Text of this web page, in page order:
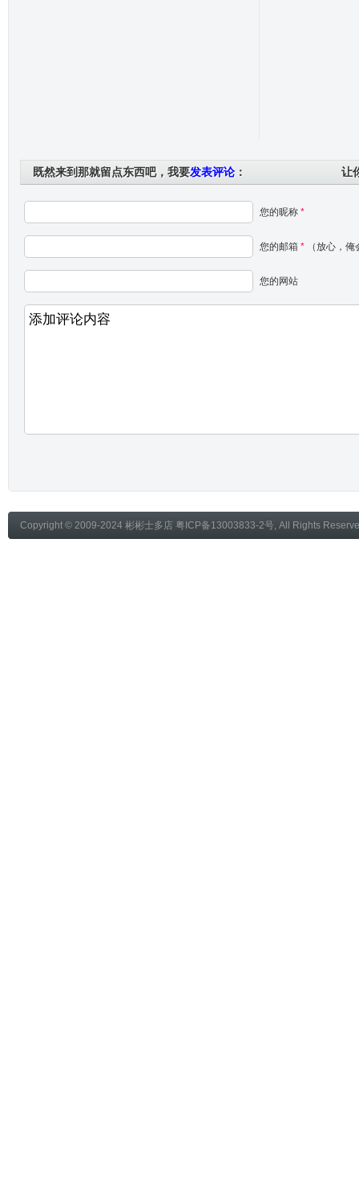
既然来到那就留点东西吧，我要发表评论： 让
您的昵称 *
您的邮箱 * （放心，
您的网站
Copyright © 2009-2024 彬彬士多店 粤ICP备13003833-2号, All Rights